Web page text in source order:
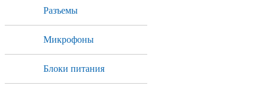
Разъемы
Микрофоны
Блоки питания